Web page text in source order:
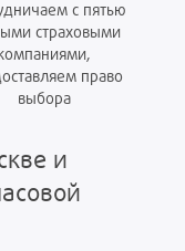
с пятью
страховыми
право
выбора
и